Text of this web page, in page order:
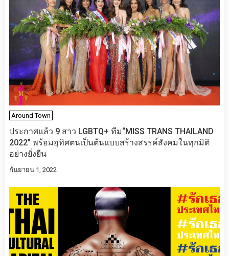
Around Town
ประกา​ศแล้ว​ 9 สาว LGBTQ+ ทีม“MISS TRANS THAILAND
2022” พร้อมอุทิศตนเป็นต้นแบบสร้างสรรค์สังคมในทุกมิติ
อย่างยั่งยืน
กันยายน 1, 2022